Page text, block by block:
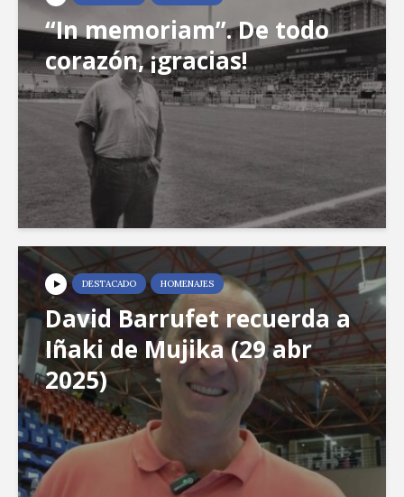
“In memoriam”. De todo
corazón, ¡gracias!
DESTACADO HOMENAJES
David Barrufet recuerda a
Iñaki de Mujika (29 abr
2025)